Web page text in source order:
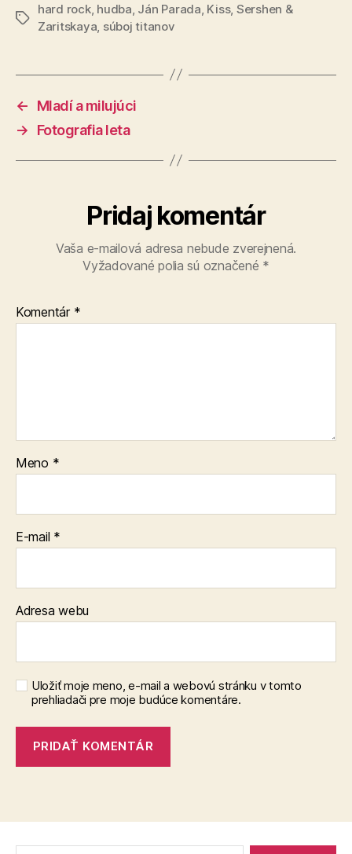
Značky
hard rock, hudba Ján Parada Kiss, Sershen &
Zaritskaya súboj titanov
←
Mladí a milujúci
→
Fotografia leta
Pridaj komentár
Vaša e-mailová adresa nebude zverejnená.
Vyžadované polia sú označené *
Komentár *
Meno *
E-mail *
Adresa webu
Uložiť moje meno, e-mail a webovú stránku v tomto
prehliadači pre moje budúce komentáre.